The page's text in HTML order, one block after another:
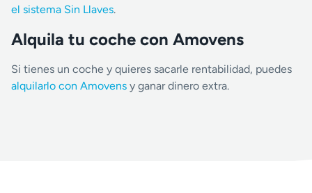
el sistema Sin Llaves.
Alquila tu coche con Amovens
Si tienes un coche y quieres sacarle rentabilidad, puedes
alquilarlo con Amovens y ganar dinero extra.